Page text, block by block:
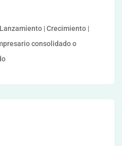
| Crecimiento |
consolidado o